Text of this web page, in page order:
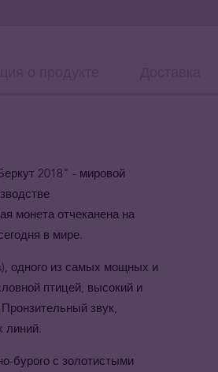
2018" - мировой
монета отчеканена на
в мире.
одного из самых мощных и
птицей, высокий и
звук,
линий.
бурого с золотистыми